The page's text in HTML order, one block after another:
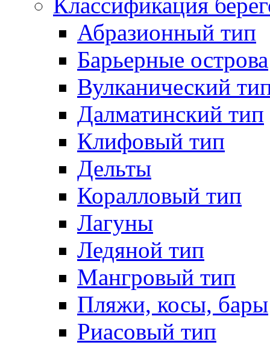
Абразионный тип
Барьерные острова
Вулканический
Далматинский тип
Клифовый тип
Дельты
Коралловый тип
Лагуны
Ледяной тип
Мангровый тип
Пляжи, косы, бары
Риасовый тип